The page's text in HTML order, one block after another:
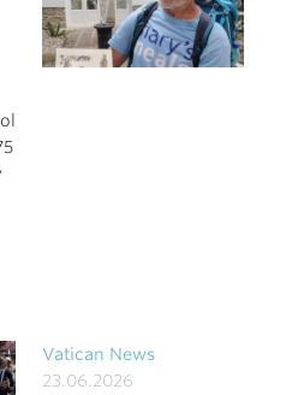
Vatican News
23.06.2026